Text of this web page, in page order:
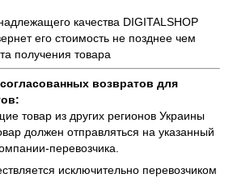
качества DIGITALSHOP
его стоимость не позднее чем
получения товара
возвратов для
товар из других регионов Украины
должен отправляться на указанный
перевозчика.
исключительно перевозчиком